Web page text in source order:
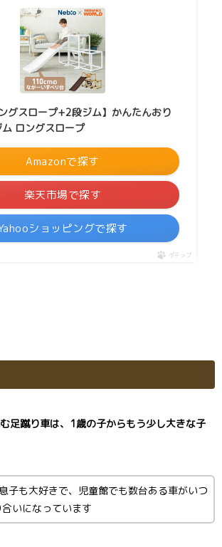
グスロープ+2段ジム】かんたんおり
ロングスロープ
Amazonで探す
楽天市場で探す
ショッピングで探す
ポチップ
足蹴り車は、1歳の子からもう少し大きな子
子も大好きで、児童館でも数台ある車がいつ
いになっています